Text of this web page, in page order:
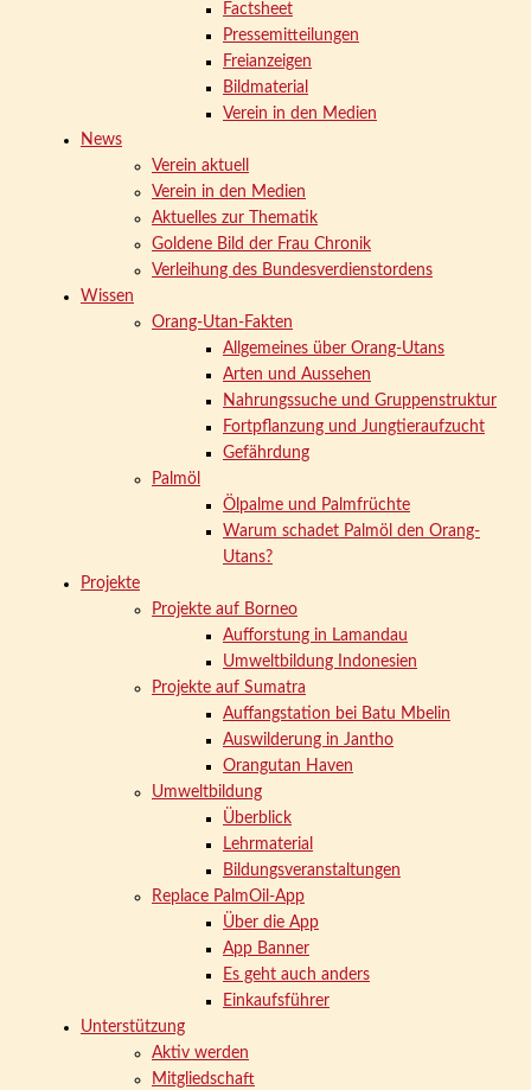
Factsheet
Pressemitteilungen
Freianzeigen
Bildmaterial
Verein in den Medien
News
Verein aktuell
Verein in den Medien
Aktuelles zur Thematik
Goldene Bild der Frau Chronik
Verleihung des Bundesverdienstordens
Wissen
Orang-Utan-Fakten
Allgemeines über Orang-Utans
Arten und Aussehen
Nahrungssuche und Gruppenstruktur
Fortpflanzung und Jungtieraufzucht
Gefährdung
Palmöl
Ölpalme und Palmfrüchte
Warum schadet Palmöl den Orang-
Utans?
Projekte
Projekte auf Borneo
Aufforstung in Lamandau
Umweltbildung Indonesien
Projekte auf Sumatra
Auffangstation bei Batu Mbelin
Auswilderung in Jantho
Orangutan Haven
Umweltbildung
Überblick
Lehrmaterial
Bildungsveranstaltungen
Replace PalmOil-App
Über die App
App Banner
Es geht auch anders
Einkaufsführer
Unterstützung
Aktiv werden
Mitgliedschaft